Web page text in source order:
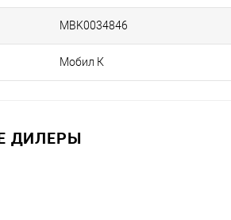
MBK0034846
Мобил К
ДИЛЕРЫ